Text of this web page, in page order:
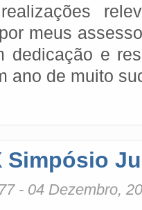
meus
dedicação e
ano de muito
Simpósio
- 04 Dezembro,